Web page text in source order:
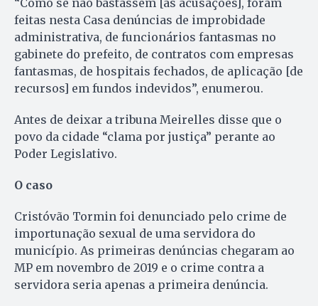
“Como se não bastassem [as acusações], foram
feitas nesta Casa denúncias de improbidade
administrativa, de funcionários fantasmas no
gabinete do prefeito, de contratos com empresas
fantasmas, de hospitais fechados, de aplicação [de
recursos] em fundos indevidos”, enumerou.
Antes de deixar a tribuna Meirelles disse que o
povo da cidade “clama por justiça” perante ao
Poder Legislativo.
O caso
Cristóvão Tormin foi denunciado pelo crime de
importunação sexual de uma servidora do
município. As primeiras denúncias chegaram ao
MP em novembro de 2019 e o crime contra a
servidora seria apenas a primeira denúncia.